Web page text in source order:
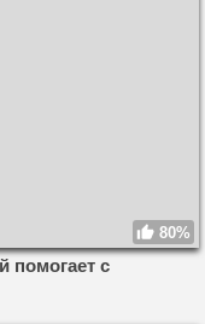
80%
помогает с